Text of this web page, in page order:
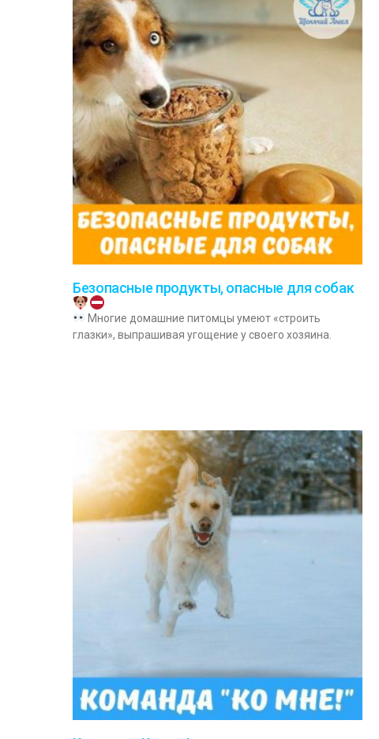
Безопасные продукты, опасные для собак
Многие домашние питомцы умеют «строить
глазки», выпрашивая угощение у своего хозяина.